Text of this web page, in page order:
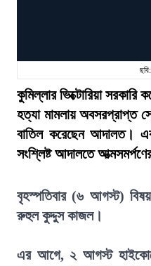
কুমিল্লার ভিক্টোরিয়া সরকারি
হত্যা মামলায় অবসরপ্রাপ্ত
বাতিল করেছেন আদালত।
সংশ্লিষ্ট আদালতে
বৃহস্পতিবার (৬ আগস্ট)
রুহুল কুদ্দুস কাজল।
এর আগে, ২ আগস্ট